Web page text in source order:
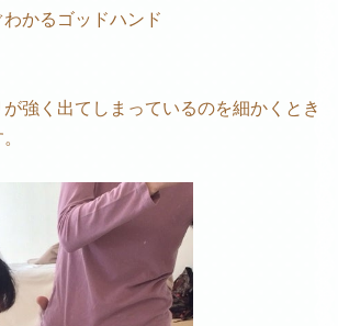
かるゴッドハンド
強く出てしまっているのを細かくとき